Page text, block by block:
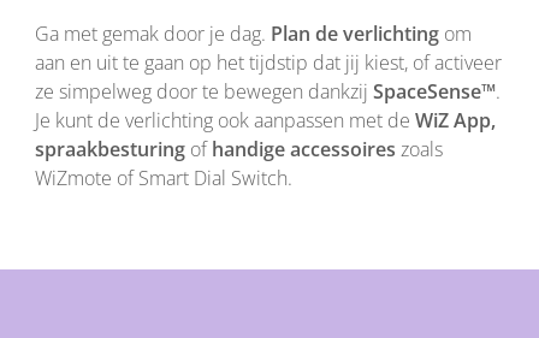
Ga met gemak door je dag. Plan de verlichtingom
aan en uit te gaan op het tijdstip dat jij kiest, of activeer
ze simpelweg door te bewegen dankzij SpaceSense™.
Je kunt de verlichting ook aanpassen met de WiZ App,
spraakbesturingofhandige accessoires zoals
WiZmote of Smart Dial Switch.